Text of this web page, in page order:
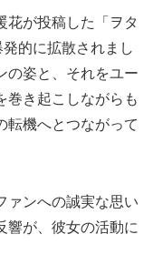
花が投稿した「ヲタ
的に拡散されまし
の姿と、それをユー
巻き起こしながらも
転機へとつながって
ァンへの誠実な思い
響が、彼女の活動に